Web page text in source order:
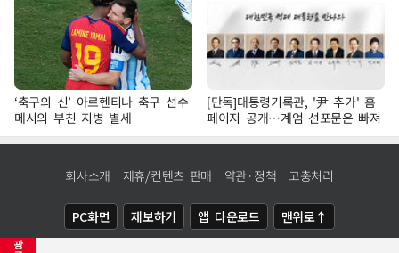
광
‘축구의 신’ 아르헨티나 축구 선수
메시의 부친 지병 별세
[단독]대통령기록관, '尹 추가' 홈
페이지 공개…계엄 선포문은 빠져
회사소개 제휴/컨텐츠 판매 약관·정책 고충처리
PC화면 제보하기 앱 다운로드 맨위로↑